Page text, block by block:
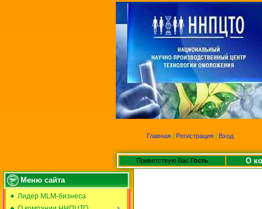
Главная | Регистрация | Вход
Приветствую Вас Гость О
Меню сайта
Лидер MLM-бизнеса